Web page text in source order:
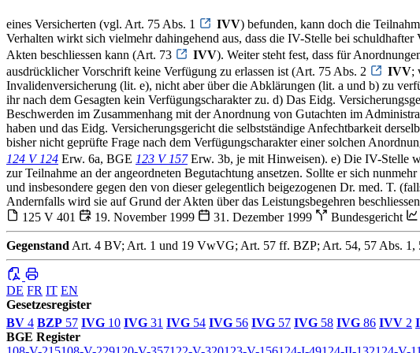
eines Versicherten (vgl. Art. 75 Abs. 1 IVV) befunden, kann doch die
Verhalten wirkt sich vielmehr dahingehend aus, dass die IV-Stelle bei
Akten beschliessen kann (Art. 73
IVV). Weiter steht fest, dass für
ausdrücklicher Vorschrift keine Verfügung zu erlassen ist (Art. 75 Abs. 2
IVV;
Invalidenversicherung (lit. e), nicht aber über die Abklärungen (lit. a und b) zu
ihr nach dem Gesagten kein Verfügungscharakter zu. d) Das Eidg.
Beschwerden im Zusammenhang mit der Anordnung von Gutachten im
haben und das Eidg. Versicherungsgericht die selbstständige Anfechtbarkeit
bisher nicht geprüfte Frage nach dem Verfügungscharakter einer solchen
124 V 124 Erw. 6a, BGE 123 V 157Erw. 3b, je mit Hinweisen). e) Die IV-Stelle
zur Teilnahme an der angeordneten Begutachtung ansetzen. Sollte er sich
und insbesondere gegen den von dieser gelegentlich beigezogenen Dr. med. T.
Andernfalls wird sie auf Grund der Akten über das Leistungsbegehren
125 V 401
19. November 1999 31. Dezember 1999 Bundesgericht
Gegenstand Art. 4 BV; Art. 1 und 19 VwVG; Art. 57 ff. BZP; Art. 54, 57 Abs. 1,
DE FR IT EN
Gesetzesregister
BV 4 BZP 57 IVG 10 IVG 31 IVG 54 IVG 56 IVG 57 IVG 58 IVG 86 IVV 2
BGE Register